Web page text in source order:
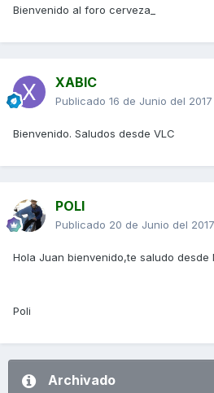
Bienvenido al foro cerveza_
XABIC
Publicado 16 de Junio del 2017
Bienvenido. Saludos desde VLC
POLI
Publicado 20 de Junio del 2017
Hola Juan bienvenido,te saludo desde
Poli
Archivado